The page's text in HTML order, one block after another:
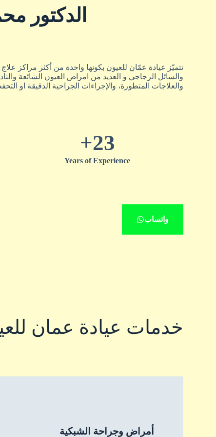
الدكتور
تتميّز عيادة عمّان للعيون بكونها واحدة من أكثر مراكز
والسائل الزجاجي و العديد من امراض العيون الشائعة
والعلاجات المتطورة، والإجراءات الجراحية الدقيقة او
Years of Experience
23
+
واتساب
خدمات عيادة عمان
أمراض وجراحة الشبكية